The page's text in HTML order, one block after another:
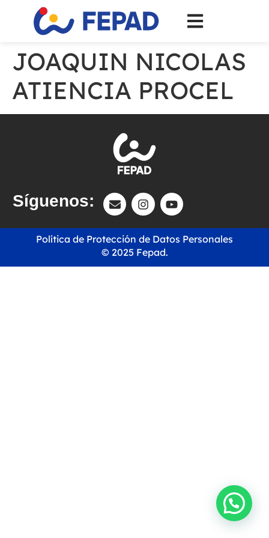
JOAQUIN NICOLAS
ATIENCIA PROCEL
Síguenos:
© 2025 Fepad.
Política de Protección de Datos Personales